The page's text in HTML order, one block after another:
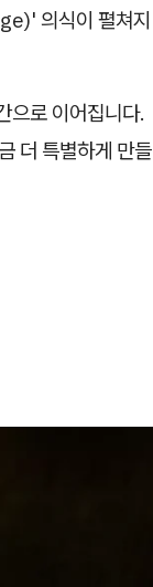
의식이 펼쳐지
으로 이어집니다.
더 특별하게 만들